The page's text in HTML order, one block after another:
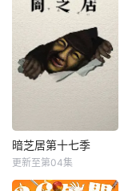
暗芝居第十七季
更新至第04集